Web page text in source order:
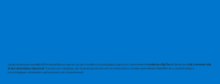
L’analyse de la personnalité d’Emmanuel Macron repose sur des modèles psychologiques éprouvés, notamment lemodèle des Big Fiveet l’étude destraits de leadership
et des dynamiques de pouvoir . Son parcours atypique, son style de gouvernance et ses interactions sociales permettent d’identifier des caractéristiques
psychologiques dominantes qui façonnent son comportement.